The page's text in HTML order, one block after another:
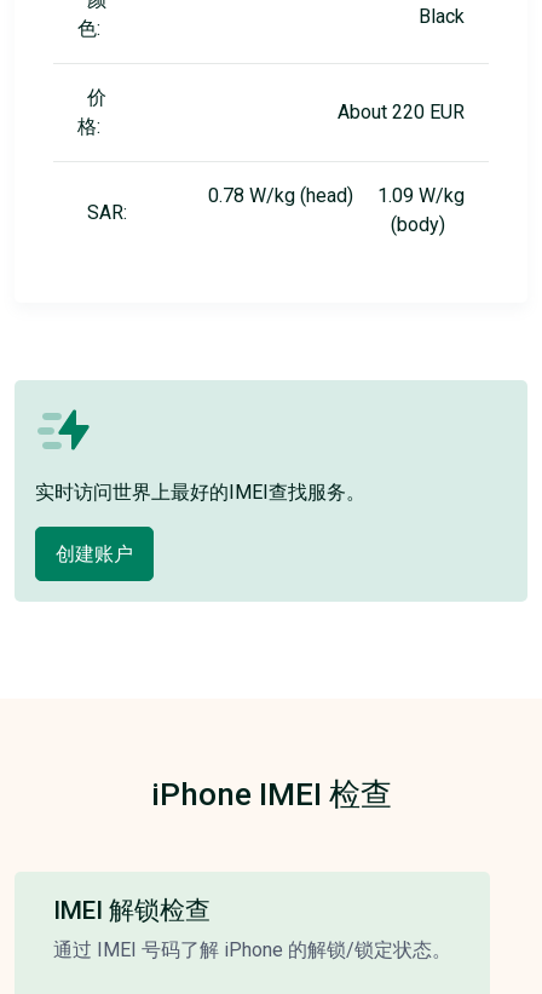
色:
Black
价
格:
About 220 EUR
SAR:
0.78 W/kg (head) 1.09 W/kg
(body)
实时访问世界上最好的IMEI查找服务。
创建账户
iPhone IMEI 检查
IMEI 解锁检查
通过 IMEI 号码了解 iPhone 的解锁/锁定状态。